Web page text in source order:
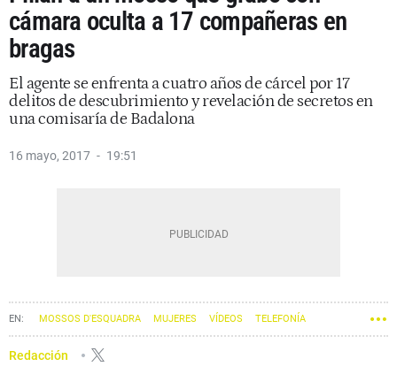
cámara oculta a 17 compañeras en
bragas
El agente se enfrenta a cuatro años de cárcel por 17
delitos de descubrimiento y revelación de secretos en
una comisaría de Badalona
16 mayo, 2017 19:51
MOSSOS D'ESQUADRA MUJERES VÍDEOS TELEFONÍA
Redacción